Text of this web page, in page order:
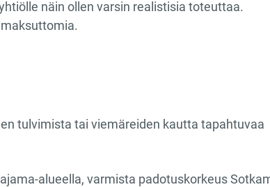
näin ollen varsin realistisia toteuttaa.
tulvimista tai viemäreiden kautta tapahtuvaa
alueella, varmista padotuskorkeus